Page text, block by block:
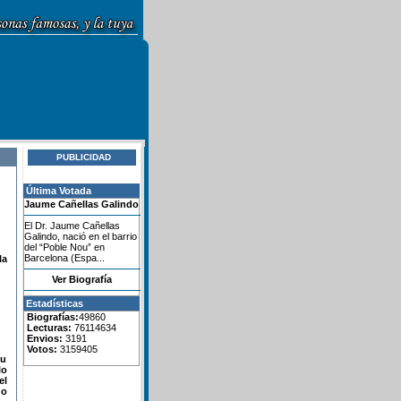
PUBLICIDAD
Última Votada
Jaume Cañellas Galindo
El Dr. Jaume Cañellas
Galindo, nació en el barrio
del “Poble Nou” en
Barcelona (Espa...
Ver Biografía
Estadísticas
Biografías:49860
Lecturas: 76114634
Envios: 3191
Votos: 3159405